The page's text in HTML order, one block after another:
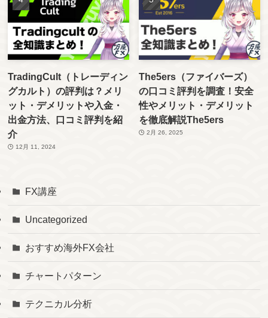
TradingCult（トレーディン
グカルト）の評判は？メリ
ット・デメリットや入金・
出金方法、口コミ評判を紹
介
12月 11, 2024
The5ers（ファイバーズ）
の口コミ評判を調査！安全
性やメリット・デメリット
を徹底解説The5ers
2月 26, 2025
FX講座
Uncategorized
おすすめ海外FX会社
チャートパターン
テクニカル分析